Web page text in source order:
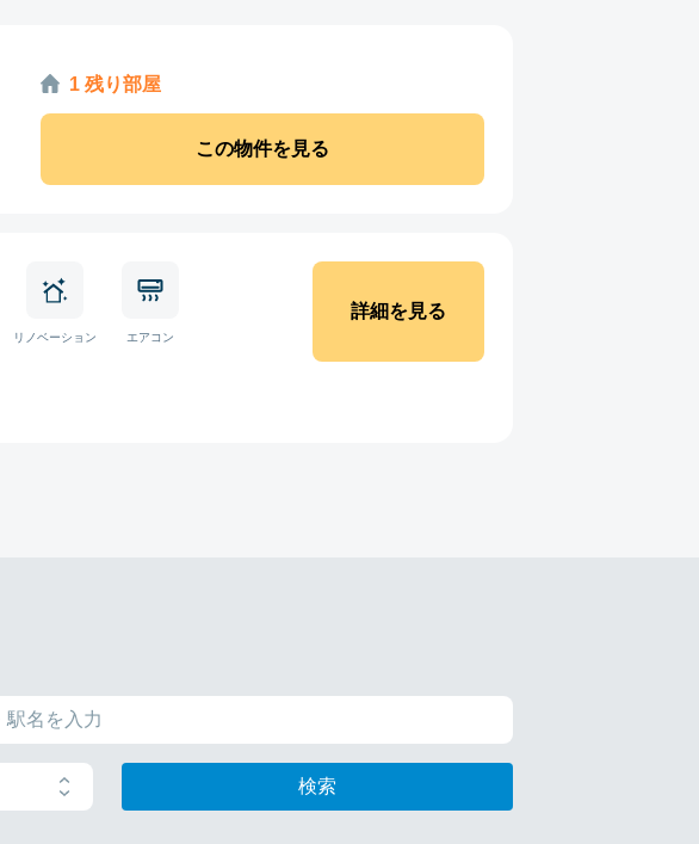
1 残り部屋
この物件を見る
リノベーション エアコン
詳細を見る
検索